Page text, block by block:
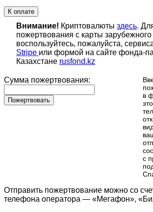
К оплате
Внимание! Криптовалюты здесь.
пожертвования с карты зарубежного
воспользуйтесь, пожалуйста,
Stripe или формой на сайте фонда-
Казахстане rusfond.kz
Сумма пожертвования:
Пожертвовать
в
с
Отправить пожертвование можно со
телефона оператора — «Мегафон»,